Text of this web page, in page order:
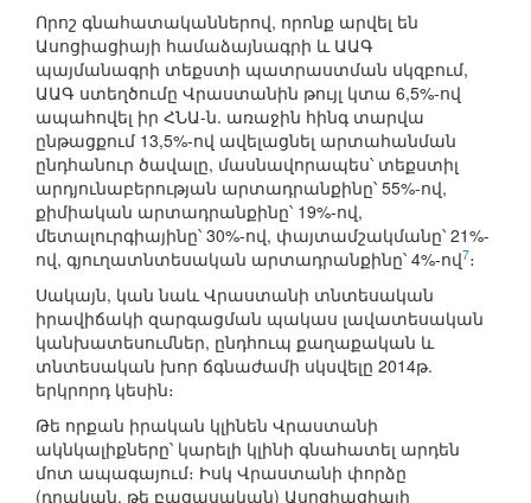
Որոշ գնահատականներով, որոնք արվել են
Ասոցիացիայի համաձայնագրի և ԱԱԳ
պայմանագրի տեքստի պատրաստման սկզբում,
ԱԱԳ ստեղծումը Վրաստանին թույլ կտա 6,5%-ով
ապահովել իր ՀՆԱ-ն. առաջին հինգ տարվա
ընթացքում 13,5%-ով ավելացնել արտահանման
ընդհանուր ծավալը, մասնավորապես՝ տեքստիլ
արդյունաբերության արտադրանքինը՝ 55%-ով,
քիմիական արտադրանքինը՝ 19%-ով,
մետալուրգիայինը՝ 30%-ով, փայտամշակմանը՝ 21%-
ով, գյուղատնտեսական արտադրանքինը՝ 4%-ով7։
Սակայն, կան նաև Վրաստանի տնտեսական
իրավիճակի զարգացման պակաս լավատեսական
կանխատեսումներ, ընդհուպ քաղաքական և
տնտեսական խոր ճգնաժամի սկսվելը 2014թ.
երկրորդ կեսին։
Թե որքան իրական կլինեն Վրաստանի
ակնկալիքները՝ կարելի կլինի գնահատել արդեն
մոտ ապագայում։ Իսկ Վրաստանի փորձը
(դրական, թե բացասական) Ասոցիացիայի